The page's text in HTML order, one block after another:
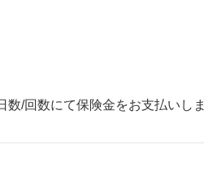
数/回数にて保険金をお支払いしま